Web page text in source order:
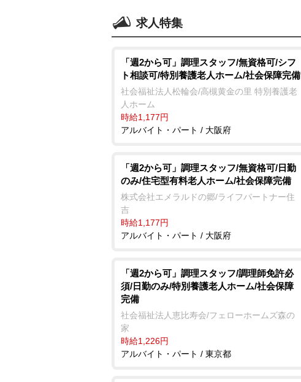
求人特集
「週2から可」調理スタッフ/無資格可/シフ
ト相談可/特別養護老人ホーム/社会保障完備
社会福祉法人松輪会/高槻黄金の里 特別養護老
人ホーム
時給1,177円
アルバイト・パート / 大阪府
「週2から可」調理スタッフ/無資格可/日勤
のみ/住宅型有料老人ホーム/社会保障完備
株式会社エメラルドの郷/ライフパートナー住
吉
時給1,177円
アルバイト・パート / 大阪府
「週2から可」調理スタッフ/調理師免許必
須/日勤のみ/特別養護老人ホーム/社会保障
完備
社会福祉法人恵比寿会/フェローホームズ森の
家
時給1,226円
アルバイト・パート / 東京都